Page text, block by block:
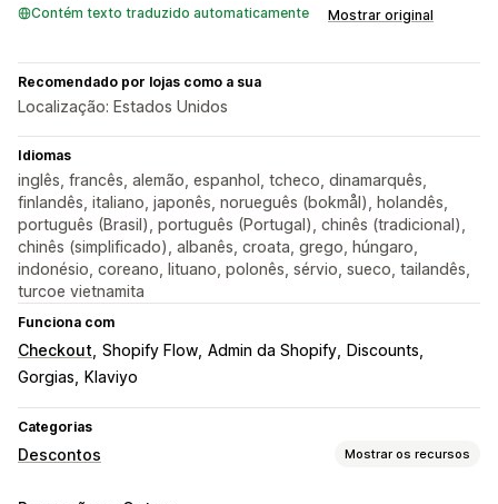
Contém texto traduzido automaticamente Mostrar original
Recomendado por lojas como a sua
Localização: Estados Unidos
Idiomas
inglês, francês, alemão, espanhol, tcheco, dinamarquês,
finlandês, italiano, japonês, norueguês (bokmål), holandês,
português (Brasil), português (Portugal), chinês (tradicional),
chinês (simplificado), albanês, croata, grego, húngaro,
indonésio, coreano, lituano, polonês, sérvio, sueco, tailandês,
turcoe vietnamita
Funciona com
Checkout Shopify Flow Admin da Shopify
Discounts
Gorgias
Klaviyo
Categorias
Descontos Mostrar os recursos